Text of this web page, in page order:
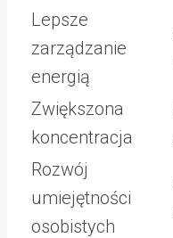
Lepsze
zarządzanie
energią
Zwiększona
koncentracja
Rozwój
umiejętności
osobistych